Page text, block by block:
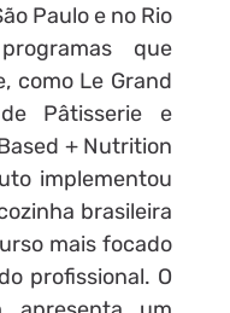
Paulo e no Rio
que
como Le Grand
Pâtisserie e
+ Nutrition
implementou
brasileira
mais focado
profissional. O